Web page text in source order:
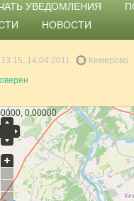
УВЕДОМЛЕНИЯ
НОВОСТИ
13:15, 14.04.2011
Кемерово
0.00000